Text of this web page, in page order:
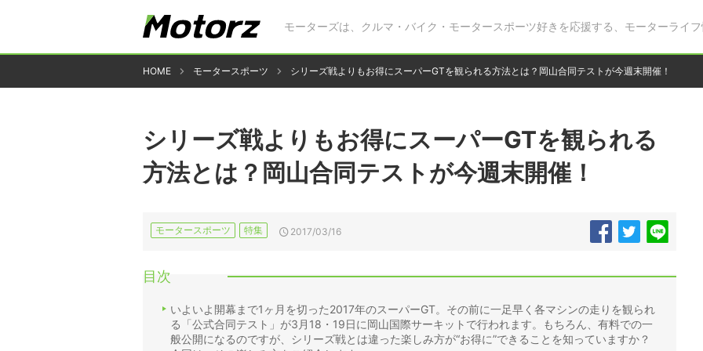
モーターズは、クルマ・バイク・モータースポーツ好きを応援する、モーターライフ
HOME モータースポーツ シリーズ戦よりもお得にスーパーGTを観られる方法とは？岡山合同テストが今週末開催！
シリーズ戦よりもお得にスーパーGTを観られる
方法とは？岡山合同テストが今週末開催！
モータースポーツ 特集 2017/03/16
目次
いよいよ開幕まで1ヶ月を切った2017年のスーパーGT。その前に一足早く各マシンの走りを観られ
る「公式合同テスト」が3月18・19日に岡山国際サーキットで行われます。もちろん、有料での一
般公開になるのですが、シリーズ戦とは違った楽しみ方が“お得に”できることを知っていますか？